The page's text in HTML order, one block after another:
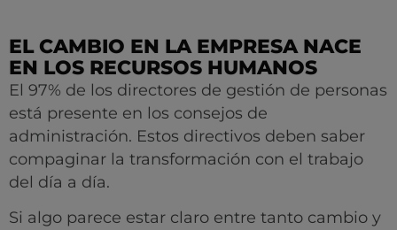
EL CAMBIO EN LA EMPRESA NACE
EN LOS RECURSOS HUMANOS
El 97% de los directores de gestión de personas
está presente en los consejos de
administración. Estos directivos deben saber
compaginar la transformación con el trabajo
del día a día.
Si algo parece estar claro entre tanto cambio y